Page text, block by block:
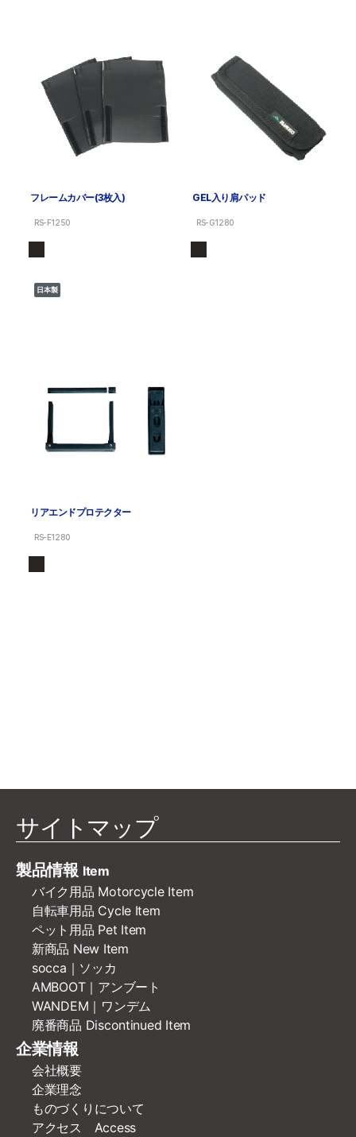
フレームカバー(3枚入)
RS-F1250
日本製
GEL入り肩パッド
RS-G1280
リアエンドプロテクター
RS-E1280
サイトマップ
製品情報 Item
バイク用品 Motorcycle Item
自転車用品 Cycle Item
ペット用品 Pet Item
新商品 New Item
socca｜ソッカ
AMBOOT｜アンブート
WANDEM｜ワンデム
廃番商品 Discontinued Item
企業情報
会社概要
企業理念
ものづくりについて
アクセス Access